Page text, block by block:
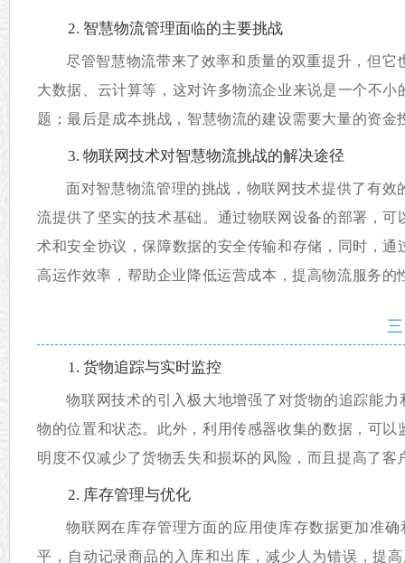
2. 智慧物流管理面临的主要挑战
尽管智慧物流带来了效率和质量的双重提升，但
大数据、云计算等，这对许多物流企业来说是一个不
题；最后是成本挑战，智慧物流的建设需要大量的资
3. 物联网技术对智慧物流挑战的解决途径
面对智慧物流管理的挑战，物联网技术提供了有
流提供了坚实的技术基础。通过物联网设备的部署，
术和安全协议，保障数据的安全传输和存储，同时，
高运作效率，帮助企业降低运营成本，提高物流服务的
1. 货物追踪与实时监控
物联网技术的引入极大地增强了对货物的追踪能
物的位置和状态。此外，利用传感器收集的数据，可
明度不仅减少了货物丢失和损坏的风险，而且提高了客
2. 库存管理与优化
物联网在库存管理方面的应用使库存数据更加准
平，自动记录商品的入库和出库，减少人为错误，提